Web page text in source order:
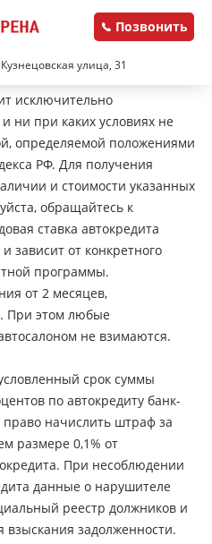
улица, 31
Позвонить
исключительно
ни при каких условиях не
определяемой положениями
РФ. Для получения
и стоимости указанных
обращайтесь к
ставка автокредита
зависит от конкретного
программы.
от 2 месяцев,
При этом любые
не взимаются.
срок суммы
по автокредиту банк-
право начислить штраф за
размере 0,1% от
При несоблюдении
данные о нарушителе
реестр должников и
взыскания задолженности.